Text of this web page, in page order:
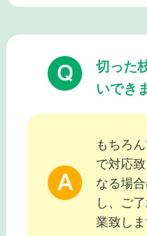
切った
いでき
もちろ
で対応
なる場
し、ご
業致しま